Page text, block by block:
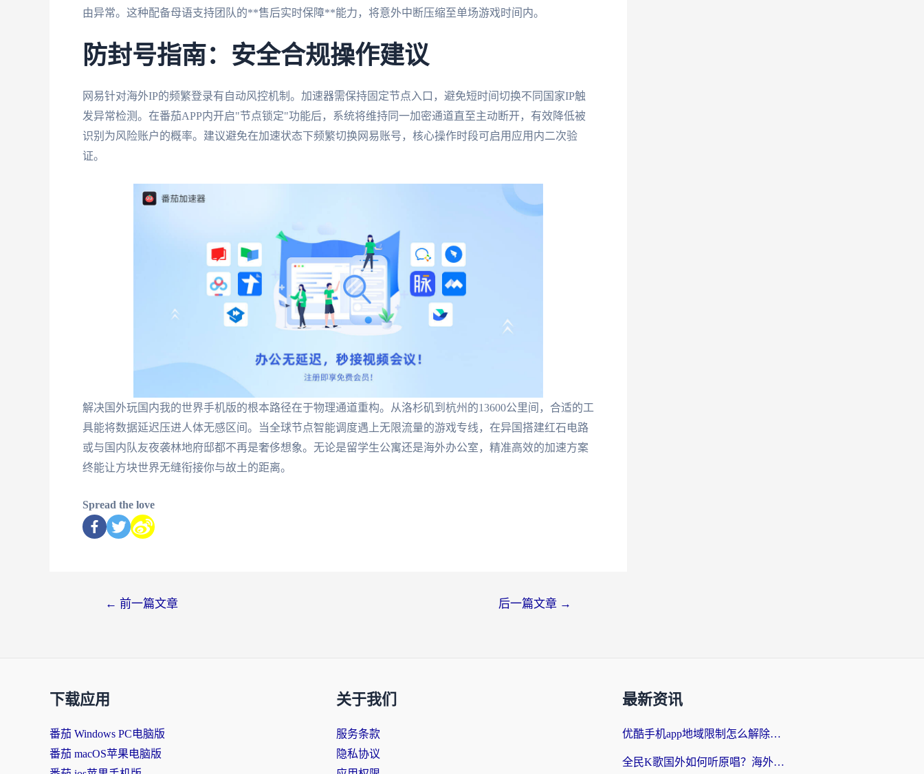
由异常。这种配备母语支持团队的**售后实时保障**能力，将意外中断压缩至单场游戏时间内。
防封号指南：安全合规操作建议
网易针对海外IP的频繁登录有自动风控机制。加速器需保持固定节点入口，避免短时间切换不同国家IP触
发异常检测。在番茄APP内开启"节点锁定"功能后，系统将维持同一加密通道直至主动断开，有效降低被
识别为风险账户的概率。建议避免在加速状态下频繁切换网易账号，核心操作时段可启用应用内二次验
证。
解决国外玩国内我的世界手机版的根本路径在于物理通道重构。从洛杉矶到杭州的13600公里间，合适的工
具能将数据延迟压进人体无感区间。当全球节点智能调度遇上无限流量的游戏专线，在异国搭建红石电路
或与国内队友夜袭林地府邸都不再是奢侈想象。无论是留学生公寓还是海外办公室，精准高效的加速方案
终能让方块世界无缝衔接你与故土的距离。
Spread the love
← 前一篇文章 后一篇文章 →
下载应用
番茄 Windows PC电脑版
番茄 macOS苹果电脑版
关于我们
服务条款
隐私协议
最新资讯
优酷手机app地域限制怎么解除？海外党亲测有效的追剧方案
全民K歌国外如何听原唱？海外党亲测有效的回国加速器选择指南